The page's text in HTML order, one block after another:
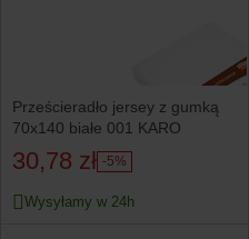
Prześcieradło jersey z gumką
70x140 białe 001 KARO
30,78 zł -5%
Wysyłamy w 24h